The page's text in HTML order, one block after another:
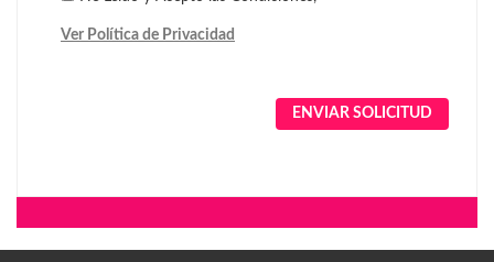
Ver Política de Privacidad